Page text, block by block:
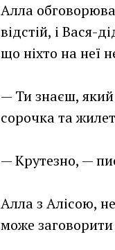
Алла
відстій, і Вася-
що ніхто на неї
— Ти знаєш,
сорочка та
— Крутезно, —
Алла з Алісою,
може заговорити